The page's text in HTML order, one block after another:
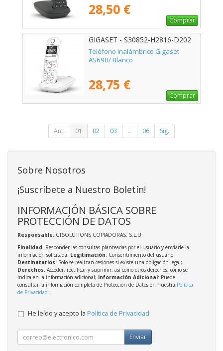
28,50 €
Comprar
GIGASET - S30852-H2816-D202
Teléfono Inalámbrico Gigaset
AS690/ Blanco
28,75 €
Comprar
Ant. 01 02 03 ... 06 Sig.
Sobre Nosotros
¡Suscríbete a Nuestro Boletín!
INFORMACIÓN BÁSICA SOBRE
PROTECCIÓN DE DATOS
Responsable: CTSOLUTIONS COPIADORAS, S.L.U.
Finalidad: Responder las consultas planteadas por el usuario y enviarle la
información solicitada; Legitimación: Consentimiento del usuario;
Destinatarios: Solo se realizan cesiones si existe una obligación legal;
Derechos: Acceder, rectificar y suprimir, así como otros derechos, como se
indica en la información adicional; Información Adicional: Puede
consultar la información completa de Protección de Datos en nuestra Política
de Privacidad.
He leído y acepto la Política de Privacidad.
Enviar